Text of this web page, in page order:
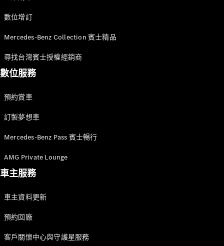
權經銷商
數位增訂
Mercedes-Benz Collection 賓士精品
尋找台灣賓士授權經銷商
數位服務
預約賞車
訂製夢想車
Mercedes-Benz Pass 賓士暢行
AMG Private Lounge
車主服務
車主資料更新
預約回廠
客戶關懷中心與守護星服務